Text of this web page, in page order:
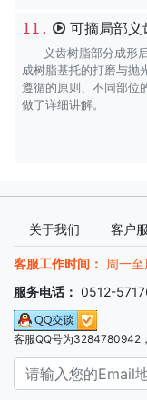
11. 可摘局部义
义齿树脂部分成形
成树脂基托的打磨与抛
遵循的原则、不同部位
做了详细讲解。
关于我们 客户
客服工作时间：
周一
服务电话： 0512-
客服QQ号为3284780942